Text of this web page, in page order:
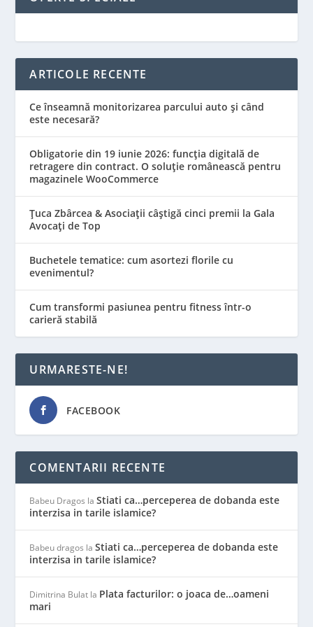
ARTICOLE RECENTE
Ce înseamnă monitorizarea parcului auto și când
este necesară?
Obligatorie din 19 iunie 2026: funcția digitală de
retragere din contract. O soluție românească pentru
magazinele WooCommerce
Țuca Zbârcea & Asociații câștigă cinci premii la Gala
Avocați de Top
Buchetele tematice: cum asortezi florile cu
evenimentul?
Cum transformi pasiunea pentru fitness într-o
carieră stabilă
URMARESTE-NE!
FACEBOOK
COMENTARII RECENTE
Babeu Dragos laStiati ca…perceperea de dobanda este
interzisa in tarile islamice?
Babeu dragos laStiati ca…perceperea de dobanda este
interzisa in tarile islamice?
Dimitrina Bulat la Plata facturilor: o joaca de…oameni
mari